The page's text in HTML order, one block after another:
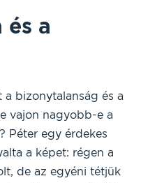
és a
bizonytalanság és a
vajon nagyobb-e a
Péter egy érdekes
a képet: régen a
de az egyéni tétjük